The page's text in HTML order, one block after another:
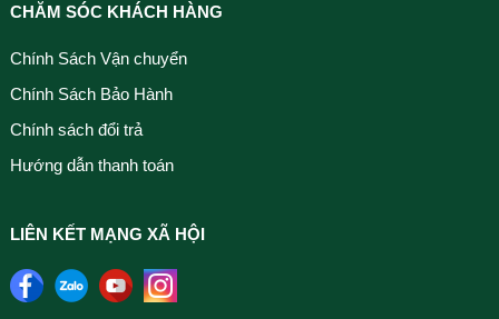
CHĂM SÓC KHÁCH HÀNG
Chính Sách Vận chuyển
Chính Sách Bảo Hành
Chính sách đổi trả
Hướng dẫn thanh toán
LIÊN KẾT MẠNG XÃ HỘI